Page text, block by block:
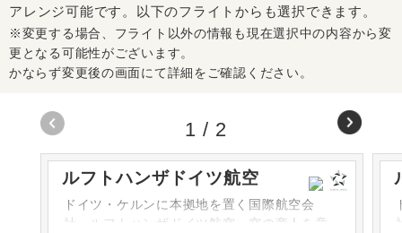
アレンジ可能です。以下のフライトからも選択できます。
※変更する場合、フライト以外の情報も現在選択中の内容から変
更となる可能性がございます。
かならず変更後の画面にて詳細をご確認ください。
ルフトハンザドイツ航空
ドイツ・ケルンに本拠地を置く国際航空会
社・ルフトハンザドイツ航空。空の商人を意
1 / 2